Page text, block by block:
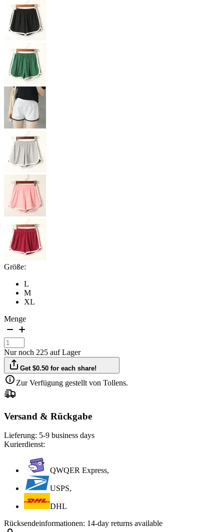
Größe:
L
M
XL
Menge
Nur noch 225 auf Lager
Get $0.50 for each share!
Zur Verfügung gestellt von Tollens.
Versand & Rückgabe
Lieferung: 5-9 business days
Kurierdienst:
QWQER Express,
USPS,
DHL
Rücksendeinformationen: 14-day returns available